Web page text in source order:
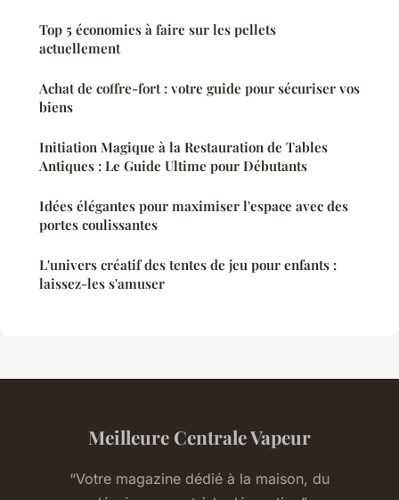
Top 5 économies à faire sur les pellets
actuellement
Achat de coffre-fort : votre guide pour sécuriser vos
biens
Initiation Magique à la Restauration de Tables
Antiques : Le Guide Ultime pour Débutants
Idées élégantes pour maximiser l'espace avec des
portes coulissantes
L'univers créatif des tentes de jeu pour enfants :
laissez-les s'amuser
Meilleure Centrale Vapeur
“Votre magazine dédié à la maison, du